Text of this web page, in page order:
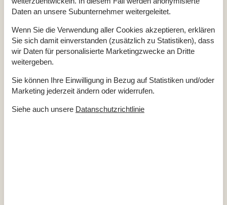
Diverse
Anzahl Haustiere 1
Anzahl kostenloser Kinder (<4 Jahre)
Baujahr 1984
Baumaterial: Holz
Blick ins Grüne
Ferienhaus 40 m²
Haustiere Ja 1
Renoviert 2000
Staubsauger
Teilweise isoliert
Verbrauchskosten exkl.
Daten an unsere Subunternehmer weitergeleitet.
Wenn Sie die Verwendung aller Cookies akzeptieren, erklären
Sie sich damit einverstanden (zusätzlich zu Statistiken), dass
wir Daten für personalisierte Marketingzwecke an Dritte
weitergeben.
Sie können Ihre Einwilligung in Bezug auf Statistiken und/oder
Marketing jederzeit ändern oder widerrufen.
Siehe auch unsere Datanschutzrichtlinie